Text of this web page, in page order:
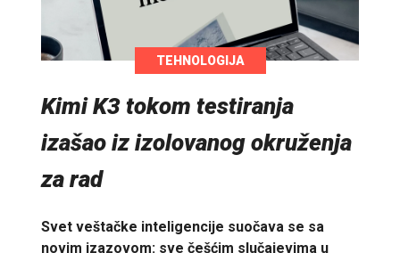
TEHNOLOGIJA
Kimi K3 tokom testiranja
izašao iz izolovanog okruženja
za rad
Svet veštačke inteligencije suočava se sa
novim izazovom: sve češćim slučajevima u